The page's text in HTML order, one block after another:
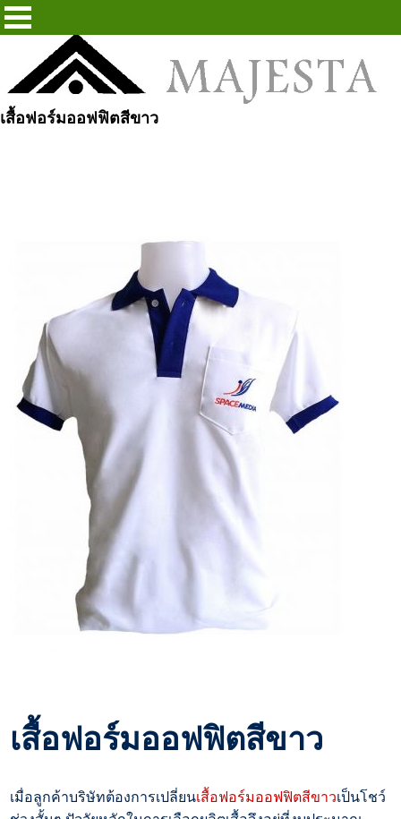
เสื้อฟอร์มออฟฟิตสีขาว
เสื้อฟอร์มออฟฟิตสีขาว
เมื่อลูกค้าบริษัทต้องการเปลี่ยนเสื้อฟอร์มออฟฟิตสีขาวเป็นโชว์